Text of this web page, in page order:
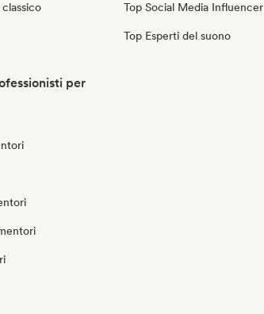
Top Social Media Influencer
Top Esperti del suono
per